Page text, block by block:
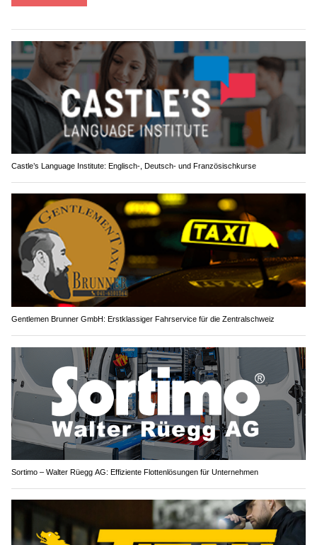
Castle’s Language Institute: Englisch-, Deutsch- und Französischkurse
Gentlemen Brunner GmbH: Erstklassiger Fahrservice für die Zentralschweiz
Sortimo – Walter Rüegg AG: Effiziente Flottenlösungen für Unternehmen